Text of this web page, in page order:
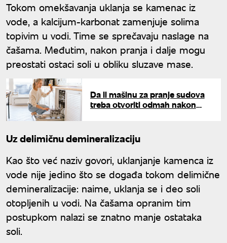
Tokom omekšavanja uklanja se kamenac iz
vode, a kalcijum-karbonat zamenjuje solima
topivim u vodi. Time se sprečavaju naslage na
čašama. Međutim, nakon pranja i dalje mogu
preostati ostaci soli u obliku sluzave mase.
Da li mašinu za pranje sudova
treba otvoriti odmah nakon
Uz delimičnu demineralizaciju
Kao što već naziv govori, uklanjanje kamenca iz
vode nije jedino što se događa tokom delimične
demineralizacije: naime, uklanja se i deo soli
otopljenih u vodi. Na čašama opranim tim
postupkom nalazi se znatno manje ostataka
soli.